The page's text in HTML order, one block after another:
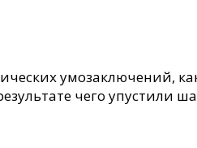
умозаключений,
чего упустили